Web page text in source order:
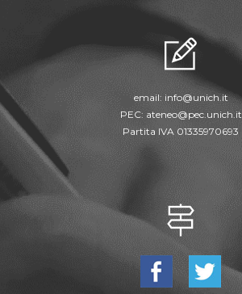
email: info@unich.it
PEC: ateneo@pec.unich.it
Partita IVA 01335970693